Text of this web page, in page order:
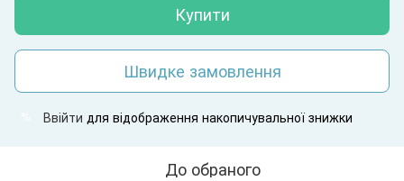
Купити
Швидке замовлення
Ввійти для відображення накопичувальної знижки
До обраного